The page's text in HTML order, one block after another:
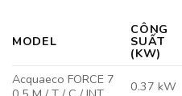
MODEL
CÔNG
SUẤT
(KW)
Acquaeco FORCE 7
0.37 kW